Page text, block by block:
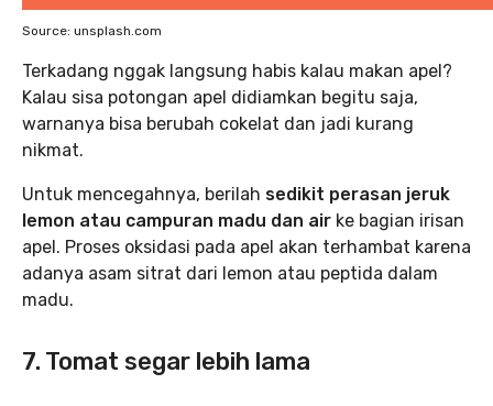
Source: unsplash.com
Terkadang nggak langsung habis kalau makan apel?
Kalau sisa potongan apel didiamkan begitu saja,
warnanya bisa berubah cokelat dan jadi kurang
nikmat.
Untuk mencegahnya, berilah sedikit perasan jeruk
lemon atau campuran madu dan air ke bagian irisan
apel. Proses oksidasi pada apel akan terhambat karena
adanya asam sitrat dari lemon atau peptida dalam
madu.
7. Tomat segar lebih lama